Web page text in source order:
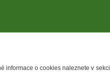
informace o cookies naleznete v sekci